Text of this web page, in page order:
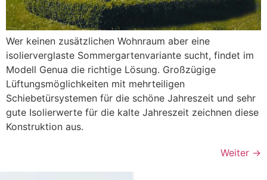
Wer keinen zusätzlichen Wohnraum aber eine
isolierverglaste Sommergartenvariante sucht, findet im
Modell Genua die richtige Lösung. Großzügige
Lüftungsmöglichkeiten mit mehrteiligen
Schiebetürsystemen für die schöne Jahreszeit und sehr
gute Isolierwerte für die kalte Jahreszeit zeichnen diese
Konstruktion aus.
Weiter →